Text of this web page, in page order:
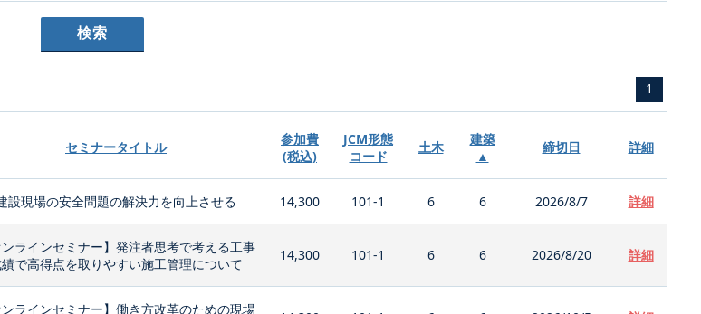
1
セミナータイトル
参加費
(税込)
JCM形態
コード
土木
建築
▲
締切日 詳細
設現場の安全問題の解決力を向上させる 14,300 101-1 6 6 2026/8/7 詳細
ンラインセミナー】発注者思考で考える工事
で高得点を取りやすい施工管理について
14,300 101-1 6 6 2026/8/20 詳細
ンラインセミナー】働き方改革のための現場